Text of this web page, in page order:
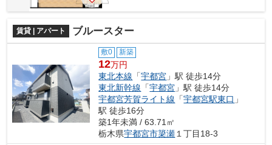
賃貸 | アパート ブルースター
敷0 新築
12万円
東北本線 「宇都宮 」駅 徒歩14分
東北新幹線 「宇都宮 」駅 徒歩14分
宇都宮芳賀ライト線 「宇都宮駅東口 」
駅 徒歩16分
築1年未満 / 63.71㎡
栃木県宇都宮市簗瀬 １丁目18-3